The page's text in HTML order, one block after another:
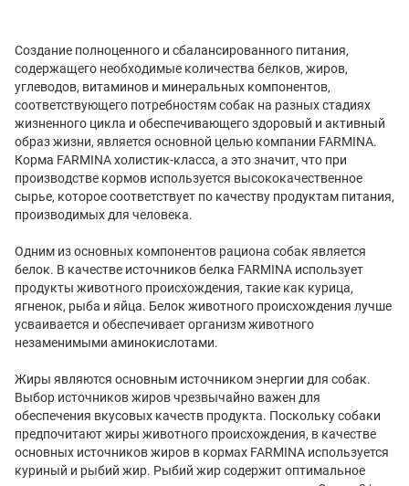
Создание полноценного и сбалансированного питания,
содержащего необходимые количества белков, жиров,
углеводов, витаминов и минеральных компонентов,
соответствующего потребностям собак на разных стадиях
жизненного цикла и обеспечивающего здоровый и активный
образ жизни, является основной целью компании FARMINA.
Корма FARMINA холистик-класса, а это значит, что при
производстве кормов используется высококачественное
сырье, которое соответствует по качеству продуктам питания,
производимых для человека.
Одним из основных компонентов рациона собак является
белок. В качестве источников белка FARMINA использует
продукты животного происхождения, такие как курица,
ягненок, рыба и яйца. Белок животного происхождения лучше
усваивается и обеспечивает организм животного
незаменимыми аминокислотами.
Жиры являются основным источником энергии для собак.
Выбор источников жиров чрезвычайно важен для
обеспечения вкусовых качеств продукта. Поскольку собаки
предпочитают жиры животного происхождения, в качестве
основных источников жиров в кормах FARMINA используется
куриный и рыбий жир. Рыбий жир содержит оптимальное